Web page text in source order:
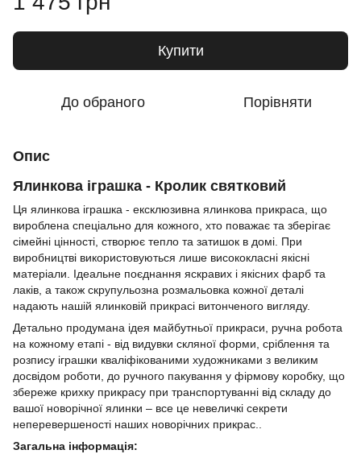
Купити
До обраного Порівняти
Опис
Ялинкова іграшка - Кролик святковий
Ця ялинкова іграшка - ексклюзивна ялинкова прикраса, що
вироблена спеціально для кожного, хто поважає та зберігає
сімейні цінності, створює тепло та затишок в домі. При
виробництві використовуються лише висококласні якісні
матеріали. Ідеальне поєднання яскравих і якісних фарб та
лаків, а також скрупульозна розмальовка кожної деталі
надають нашій ялинковій прикрасі витонченого вигляду.
Детально продумана ідея майбутньої прикраси, ручна робота
на кожному етапі - від видувки скляної форми, сріблення та
розпису іграшки кваліфікованими художниками з великим
досвідом роботи, до ручного пакування у фірмову коробку, що
збереже крихку прикрасу при транспортуванні від складу до
вашої новорічної ялинки – все це невеличкі секрети
неперевершеності наших новорічних прикрас..
Загальна інформація: